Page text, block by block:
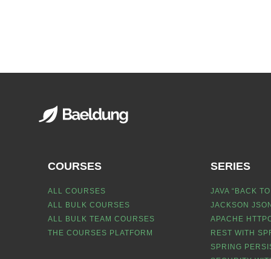
COURSES
ALL COURSES
ALL BULK COURSES
ALL BULK TEAM COURSES
THE COURSES PLATFORM
SERIES
JAVA “BACK
JACKSON
APACHE
REST WITH
SPRING